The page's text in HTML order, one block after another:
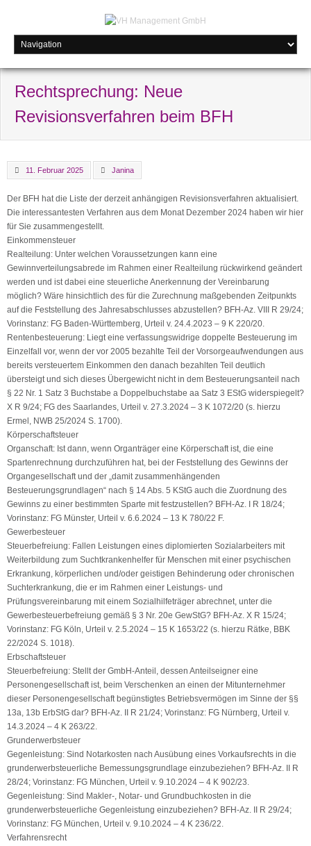
Rechtsprechung: Neue
Revisionsverfahren beim BFH
11. Februar 2025 Janina
Der BFH hat die Liste der derzeit anhängigen Revisionsverfahren aktualisiert.
Die interessantesten Verfahren aus dem Monat Dezember 2024 haben wir hier
für Sie zusammengestellt.
Einkommensteuer
Realteilung: Unter welchen Voraussetzungen kann eine
Gewinnverteilungsabrede im Rahmen einer Realteilung rückwirkend geändert
werden und ist dabei eine steuerliche Anerkennung der Vereinbarung
möglich? Wäre hinsichtlich des für die Zurechnung maßgebenden Zeitpunkts
auf die Feststellung des Jahresabschlusses abzustellen? BFH-Az. VIII R 29/24;
Vorinstanz: FG Baden-Württemberg, Urteil v. 24.4.2023 – 9 K 220/20.
Rentenbesteuerung: Liegt eine verfassungswidrige doppelte Besteuerung im
Einzelfall vor, wenn der vor 2005 bezahlte Teil der Vorsorgeaufwendungen aus
bereits versteuertem Einkommen den danach bezahlten Teil deutlich
übersteigt und sich dieses Übergewicht nicht in dem Besteuerungsanteil nach
§ 22 Nr. 1 Satz 3 Buchstabe a Doppelbuchstabe aa Satz 3 EStG widerspiegelt?
X R 9/24; FG des Saarlandes, Urteil v. 27.3.2024 – 3 K 1072/20 (s. hierzu
Ermel, NWB 25/2024 S. 1700).
Körperschaftsteuer
Organschaft: Ist dann, wenn Organträger eine Körperschaft ist, die eine
Spartenrechnung durchzuführen hat, bei der Feststellung des Gewinns der
Organgesellschaft und der „damit zusammenhängenden
Besteuerungsgrundlagen“ nach § 14 Abs. 5 KStG auch die Zuordnung des
Gewinns zu einer bestimmten Sparte mit festzustellen? BFH-Az. I R 18/24;
Vorinstanz: FG Münster, Urteil v. 6.6.2024 – 13 K 780/22 F.
Gewerbesteuer
Steuerbefreiung: Fallen Leistungen eines diplomierten Sozialarbeiters mit
Weiterbildung zum Suchtkrankenhelfer für Menschen mit einer psychischen
Erkrankung, körperlichen und/oder geistigen Behinderung oder chronischen
Suchterkrankung, die er im Rahmen einer Leistungs- und
Prüfungsvereinbarung mit einem Sozialhilfeträger abrechnet, unter die
Gewerbesteuerbefreiung gemäß § 3 Nr. 20e GewStG? BFH-Az. X R 15/24;
Vorinstanz: FG Köln, Urteil v. 2.5.2024 – 15 K 1653/22 (s. hierzu Rätke, BBK
22/2024 S. 1018).
Erbschaftsteuer
Steuerbefreiung: Stellt der GmbH-Anteil, dessen Anteilseigner eine
Personengesellschaft ist, beim Verschenken an einen der Mitunternehmer
dieser Personengesellschaft begünstigtes Betriebsvermögen im Sinne der §§
13a, 13b ErbStG dar? BFH-Az. II R 21/24; Vorinstanz: FG Nürnberg, Urteil v.
14.3.2024 – 4 K 263/22.
Grunderwerbsteuer
Gegenleistung: Sind Notarkosten nach Ausübung eines Vorkaufsrechts in die
grunderwerbsteuerliche Bemessungsgrundlage einzubeziehen? BFH-Az. II R
28/24; Vorinstanz: FG München, Urteil v. 9.10.2024 – 4 K 902/23.
Gegenleistung: Sind Makler-, Notar- und Grundbuchkosten in die
grunderwerbsteuerliche Gegenleistung einzubeziehen? BFH-Az. II R 29/24;
Vorinstanz: FG München, Urteil v. 9.10.2024 – 4 K 236/22.
Verfahrensrecht